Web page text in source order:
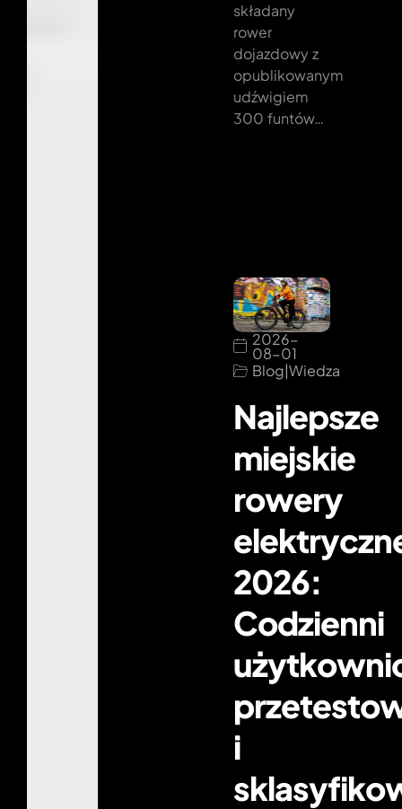
składany
rower
dojazdowy z
opublikowanym
udźwigiem
300 funtów…
2026-
08-01
Blog|Wiedza
Najlepsze
miejskie
rowery
2026:
Codzienni
i